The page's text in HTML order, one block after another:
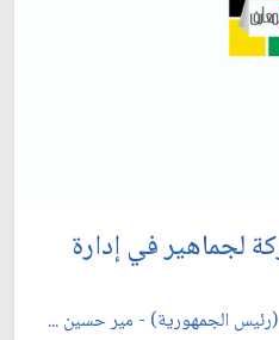
لجماهير في إدارة
(رئيس الجمهورية) - مير حسين ...